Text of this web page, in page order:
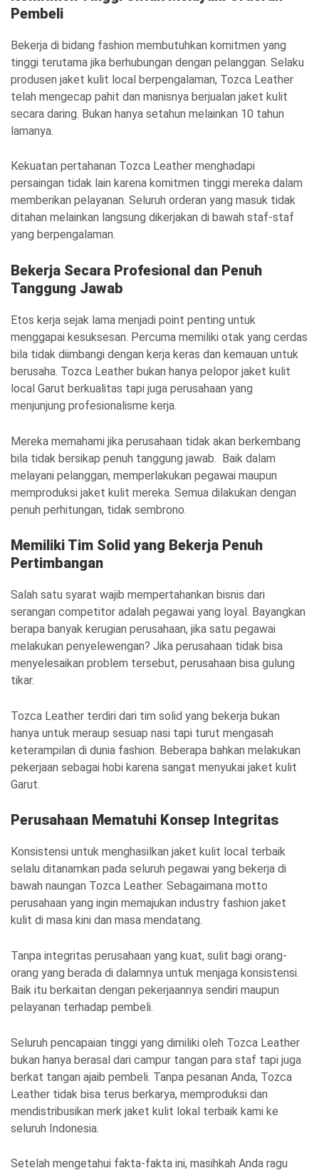
Pembeli
Bekerja di bidang fashion membutuhkan komitmen yang
tinggi terutama jika berhubungan dengan pelanggan. Selaku
produsen jaket kulit local berpengalaman, Tozca Leather
telah mengecap pahit dan manisnya berjualan jaket kulit
secara daring. Bukan hanya setahun melainkan 10 tahun
lamanya.
Kekuatan pertahanan Tozca Leather menghadapi
persaingan tidak lain karena komitmen tinggi mereka dalam
memberikan pelayanan. Seluruh orderan yang masuk tidak
ditahan melainkan langsung dikerjakan di bawah staf-staf
yang berpengalaman.
Bekerja Secara Profesional dan Penuh
Tanggung Jawab
Etos kerja sejak lama menjadi point penting untuk
menggapai kesuksesan. Percuma memiliki otak yang cerdas
bila tidak diimbangi dengan kerja keras dan kemauan untuk
berusaha. Tozca Leather bukan hanya pelopor jaket kulit
local Garut berkualitas tapi juga perusahaan yang
menjunjung profesionalisme kerja.
Mereka memahami jika perusahaan tidak akan berkembang
bila tidak bersikap penuh tanggung jawab. Baik dalam
melayani pelanggan, memperlakukan pegawai maupun
memproduksi jaket kulit mereka. Semua dilakukan dengan
penuh perhitungan, tidak sembrono.
Memiliki Tim Solid yang Bekerja Penuh
Pertimbangan
Salah satu syarat wajib mempertahankan bisnis dari
serangan competitor adalah pegawai yang loyal. Bayangkan
berapa banyak kerugian perusahaan, jika satu pegawai
melakukan penyelewengan? Jika perusahaan tidak bisa
menyelesaikan problem tersebut, perusahaan bisa gulung
tikar.
Tozca Leather terdiri dari tim solid yang bekerja bukan
hanya untuk meraup sesuap nasi tapi turut mengasah
keterampilan di dunia fashion. Beberapa bahkan melakukan
pekerjaan sebagai hobi karena sangat menyukai jaket kulit
Garut.
Perusahaan Mematuhi Konsep Integritas
Konsistensi untuk menghasilkan jaket kulit local terbaik
selalu ditanamkan pada seluruh pegawai yang bekerja di
bawah naungan Tozca Leather. Sebagaimana motto
perusahaan yang ingin memajukan industry fashion jaket
kulit di masa kini dan masa mendatang.
Tanpa integritas perusahaan yang kuat, sulit bagi orang-
orang yang berada di dalamnya untuk menjaga konsistensi.
Baik itu berkaitan dengan pekerjaannya sendiri maupun
pelayanan terhadap pembeli.
Seluruh pencapaian tinggi yang dimiliki oleh Tozca Leather
bukan hanya berasal dari campur tangan para staf tapi juga
berkat tangan ajaib pembeli. Tanpa pesanan Anda, Tozca
Leather tidak bisa terus berkarya, memproduksi dan
mendistribusikan merk jaket kulit lokal terbaik kami ke
seluruh Indonesia.
Setelah mengetahui fakta-fakta ini, masihkah Anda ragu